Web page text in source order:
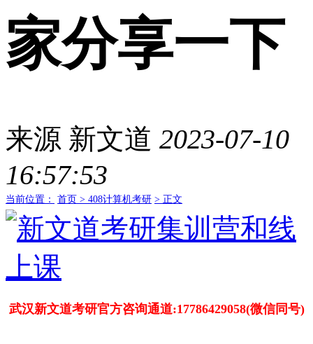
家分享一下
来源 新文道 2023-07-10
16:57:53
当前位置： 首页 > 408计算机考研 > 正文
武汉新文道考研官方咨询通道:17786429058(微信同号)